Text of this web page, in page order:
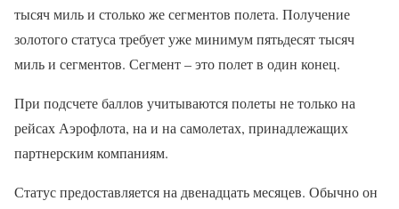
тысяч миль и столько же сегментов полета. Получение
золотого статуса требует уже минимум пятьдесят тысяч
миль и сегментов. Сегмент – это полет в один конец.
При подсчете баллов учитываются полеты не только на
рейсах Аэрофлота, на и на самолетах, принадлежащих
партнерским компаниям.
Статус предоставляется на двенадцать месяцев. Обычно он